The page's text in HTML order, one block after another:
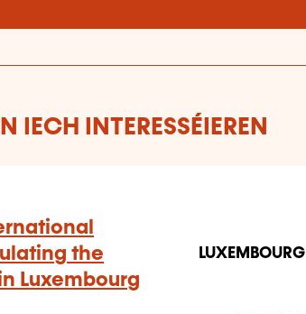
IECH INTERESSÉIEREN
the
Luxembourg
LUXEMBOURG